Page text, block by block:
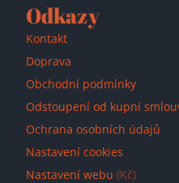
Přidáno
Odkazy
Kontakt
Doprava
Obchodní podmínky
Odstoupení od kupní
Ochrana osobních údajů
Nastavení cookies
Nastavení webu (Kč)